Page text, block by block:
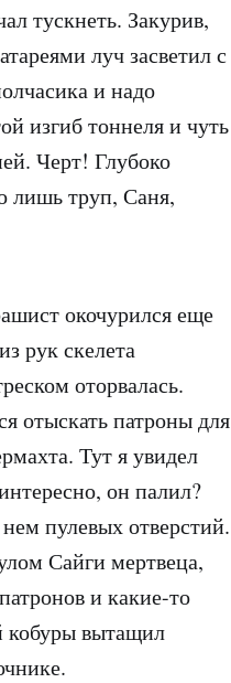
тускнеть. Закурив,
луч засветил с
и надо
изгиб тоннеля и чуть
Черт! Глубоко
лишь труп, Саня,
окочурился еще
рук скелета
оторвалась.
отыскать патроны для
Тут я увидел
он палил?
пулевых отверстий.
Сайги мертвеца,
и какие-то
кобуры вытащил